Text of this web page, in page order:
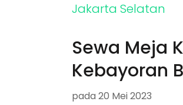
Sewa Meja
Kebayoran
pada 20 Mei 2023